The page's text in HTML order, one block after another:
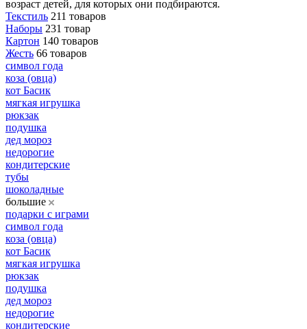
возраст детей, для которых они подбираются.
Текстиль 211 товаров
Наборы 231 товар
Картон 140 товаров
Жесть 66 товаров
символ года
коза (овца)
кот Басик
мягкая игрушка
рюкзак
подушка
дед мороз
недорогие
кондитерские
тубы
шоколадные
большие
подарки с играми
символ года
коза (овца)
кот Басик
мягкая игрушка
рюкзак
подушка
дед мороз
недорогие
кондитерские